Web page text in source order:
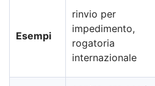
Esempi
rinvio per
impedimento,
rogatoria
internazionale